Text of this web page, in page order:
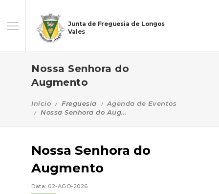
Junta de Freguesia de Longos
Vales
Nossa Senhora do
Augmento
Início Freguesia
Agenda de Eventos
Nossa Senhora do Aug...
Nossa Senhora do
Augmento
Data: 02-AGO-2026